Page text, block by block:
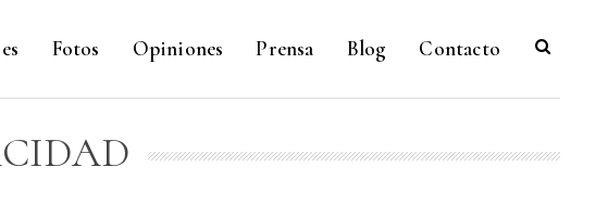
Fotos Opiniones Prensa Blog Contacto